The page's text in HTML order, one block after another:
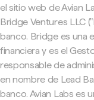
el sitio web de Avian
Bridge Ventures LLC
banco. Bridge es una
financiera y es el
responsable de
en nombre de Lead
banco. Avian Labs es